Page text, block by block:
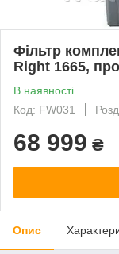
Фільтр
Right 1665,
В наявності
Код: FW031
68 999 ₴
Опис